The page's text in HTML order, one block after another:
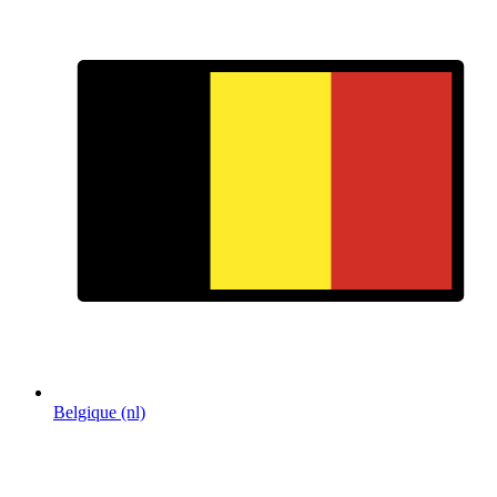
Belgique (nl)